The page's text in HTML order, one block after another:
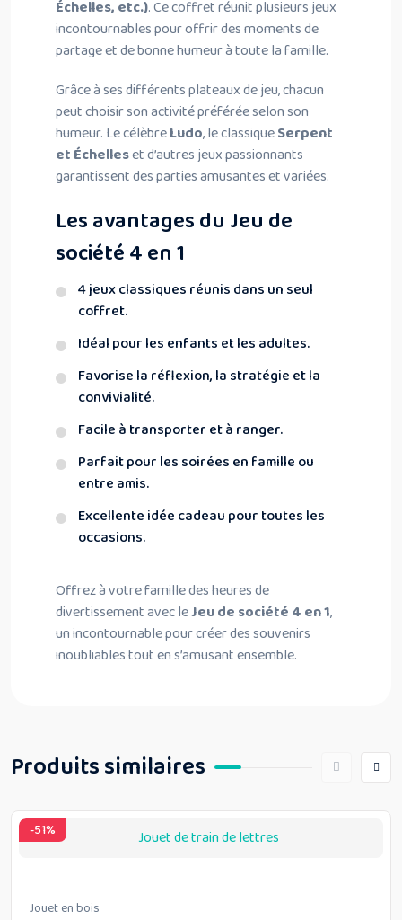
Échelles, etc.). Ce coffret réunit plusieurs jeux
incontournables pour offrir des moments de
partage et de bonne humeur à toute la famille.
Grâce à ses différents plateaux de jeu, chacun
peut choisir son activité préférée selon son
humeur. Le célèbreLudo, le classiqueSerpent
et Échelleset d’autres jeux passionnants
garantissent des parties amusantes et variées.
Les avantages du Jeu de
société 4 en 1
4 jeux classiques réunis dans un seul
coffret.
Idéal pour les enfants et les adultes.
Favorise la réflexion, la stratégie et la
convivialité.
Facile à transporter et à ranger.
Parfait pour les soirées en famille ou
entre amis.
Excellente idée cadeau pour toutes les
occasions.
Offrez à votre famille des heures de
divertissement avec leJeu de société 4 en 1,
un incontournable pour créer des souvenirs
inoubliables tout en s’amusant ensemble.
Produits similaires
-51%
Jouet en bois